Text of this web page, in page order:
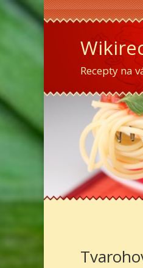
Recepty na